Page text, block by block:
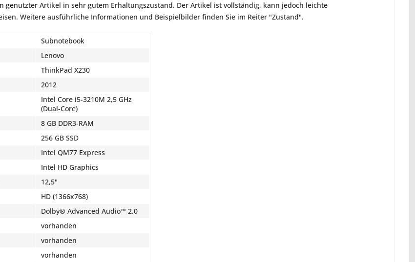
genutzter Artikel in sehr gutem Erhaltungszustand. Der Artikel ist vollständig, kann jedoch leichte
Weitere ausführliche Informationen und Beispielbilder finden Sie im Reiter "Zustand".
Subnotebook
Lenovo
ThinkPad X230
2012
Intel Core i5-3210M 2,5 GHz
(Dual-Core)
8 GB DDR3-RAM
256 GB SSD
Intel QM77 Express
Intel HD Graphics
12,5"
HD (1366x768)
Dolby® Advanced Audio™ 2.0
vorhanden
vorhanden
vorhanden